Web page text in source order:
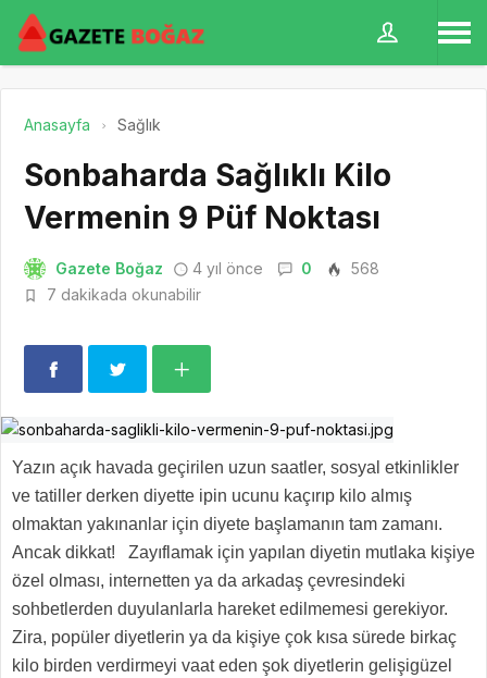
Anasayfa Sağlık
Sonbaharda Sağlıklı Kilo
Vermenin 9 Püf Noktası
Gazete Boğaz 4 yıl önce 0
568
7 dakikada okunabilir
Yazın açık havada geçirilen uzun saatler, sosyal etkinlikler
ve tatiller derken diyette ipin ucunu kaçırıp kilo almış
olmaktan yakınanlar için diyete başlamanın tam zamanı.
Ancak dikkat! Zayıflamak için yapılan diyetin mutlaka kişiye
özel olması, internetten ya da arkadaş çevresindeki
sohbetlerden duyulanlarla hareket edilmemesi gerekiyor.
Zira, popüler diyetlerin ya da kişiye çok kısa sürede birkaç
kilo birden verdirmeyi vaat eden şok diyetlerin gelişigüzel